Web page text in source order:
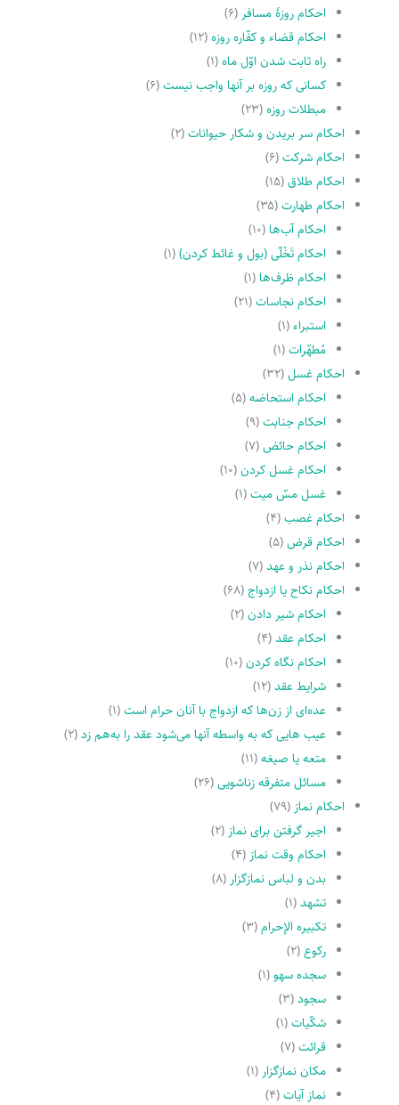
احکام روزۀ مسافر (۶)
احکام قضاء و کفّاره روزه(۱۲)
راه ثابت شدن اوّل ماه(۱)
کسانى که روزه بر آنها واجب نیست(۶)
مبطلات روزه(۲۳)
احکام سر بریدن و شکار حیوانات(۲)
احکام شرکت(۶)
احکام طلاق(۱۵)
احکام طهارت(۳۵)
احکام آب‌ها(۱۰)
احکام تَخْلّى (بول و غائط کردن)(۱)
احکام ظرف‌ها(۱)
احکام نجاسات(۲۱)
استبراء(۱)
مُطهّرات(۱)
احکام غسل(۳۲)
احکام استحاضه(۵)
احکام جنابت(۹)
احکام حائض(۷)
احکام غسل کردن(۱۰)
غسل مسّ میت(۱)
احکام غصب(۴)
احکام قرض(۵)
احکام نذر و عهد(۷)
احکام نکاح یا ازدواج(۶۸)
احکام شیر دادن(۲)
احکام عقد(۴)
احکام نگاه کردن(۱۰)
شرایط عقد(۱۲)
عده‌اى از زن‌ها که ازدواج با آنان حرام است(۱)
عیب هایى که به واسطه آنها مى‌شود عقد را به‌هم زد(۲)
متعه یا صیغه(۱۱)
مسائل متفرقه زناشویى(۲۶)
احکام نماز (۷۹)
اجیر گرفتن براى نماز (۲)
احکام وقت نماز (۴)
بدن و لباس نمازگزار (۸)
تشهد(۱)
تکبیره الإحرام(۳)
رکوع(۲)
سجده سهو(۱)
سجود(۳)
شکّیات(۱)
قرائت(۷)
مکان نمازگزار (۱)
نماز آیات(۴)